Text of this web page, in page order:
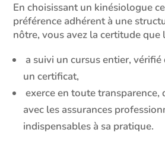
En choisissant un kinésiologue
préférence adhérent à une
nôtre, vous avez la certitude que
a suivi un cursus entier,
un certificat,
exerce en toute transparence,
avec les assurances
indispensables à sa pratique.